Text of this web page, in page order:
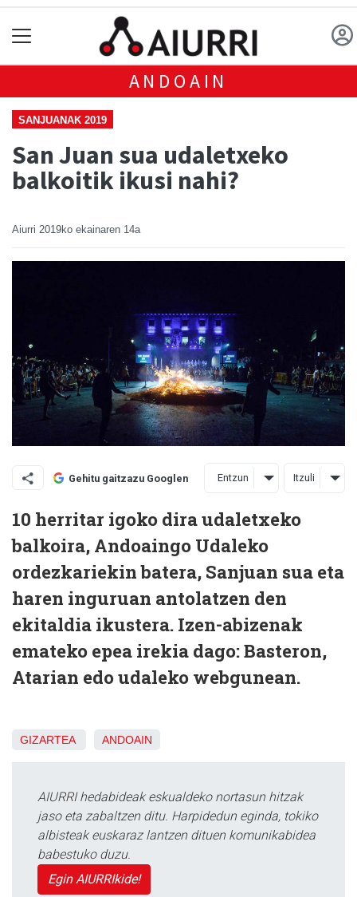
ANDOAIN
SANJUANAK 2019
San Juan sua udaletxeko
balkoitik ikusi nahi?
Aiurri 2019ko ekainaren 14a
Gehitu gaitzazu Googlen Entzun Itzuli
10 herritar igoko dira udaletxeko
balkoira, Andoaingo Udaleko
ordezkariekin batera, Sanjuan sua eta
haren inguruan antolatzen den
ekitaldia ikustera. Izen-abizenak
emateko epea irekia dago: Basteron,
Atarian edo udaleko webgunean.
GIZARTEA ANDOAIN
AIURRI hedabideak eskualdeko nortasun hitzak
jaso eta zabaltzen ditu. Harpidedun eginda, tokiko
albisteak euskaraz lantzen dituen komunikabidea
babestuko duzu.
Egin AIURRIkide!